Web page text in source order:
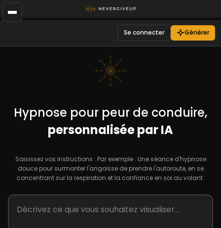
Se connecter Générer
Hypnose pour peur de conduire,
personnalisée par IA
Saisissez vos instructions : Par exemple : Une séance d'hypnose
douce pour surmonter l'angoisse de prendre l'autoroute, en se
concentrant sur la respiration et la confiance en soi au volant.